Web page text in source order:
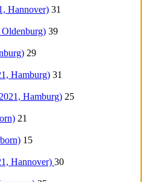
Hannover) 31
39
29
Hamburg) 31
Hamburg) 25
21
15
Hannover) 30